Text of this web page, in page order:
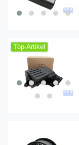
Top-Artikel